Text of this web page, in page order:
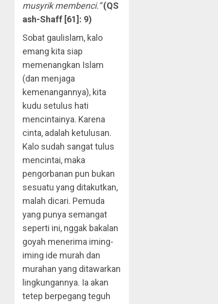
musyrik membenci.”(QS
ash-Shaff [61]: 9)
Sobat gaulislam, kalo
emang kita siap
memenangkan Islam
(dan menjaga
kemenangannya), kita
kudu setulus hati
mencintainya. Karena
cinta, adalah ketulusan.
Kalo sudah sangat tulus
mencintai, maka
pengorbanan pun bukan
sesuatu yang ditakutkan,
malah dicari. Pemuda
yang punya semangat
seperti ini, nggak bakalan
goyah menerima iming-
iming ide murah dan
murahan yang ditawarkan
lingkungannya. Ia akan
tetep berpegang teguh